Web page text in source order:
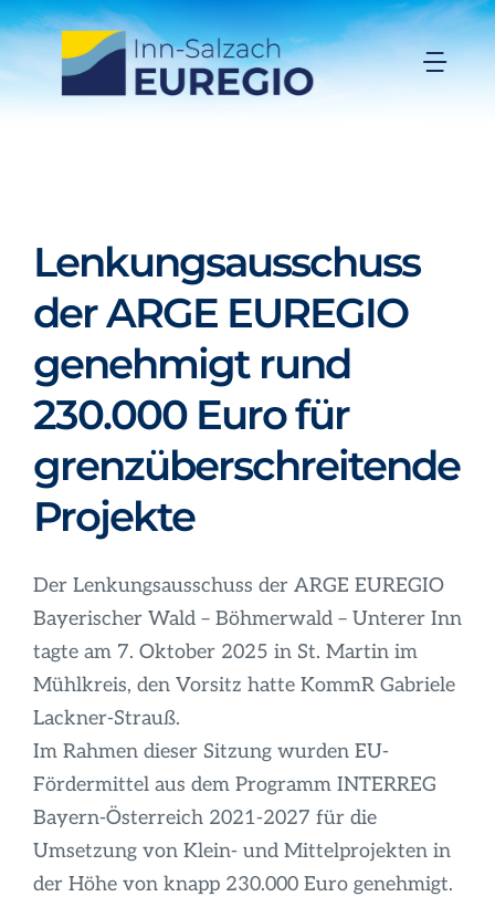
Zum
Inhalt
springen
Projekte
Förderungen
Organisation
Lenkungsausschuss
der ARGE EUREGIO
genehmigt rund
230.000 Euro für
grenzüberschreitende
Projekte
Der Lenkungsausschuss der ARGE EUREGIO
Bayerischer Wald – Böhmerwald – Unterer Inn
tagte am 7. Oktober 2025 in St. Martin im
Mühlkreis, den Vorsitz hatte KommR Gabriele
Lackner-Strauß.
Im Rahmen dieser Sitzung wurden EU-
Fördermittel aus dem Programm INTERREG
Bayern-Österreich 2021-2027 für die
Umsetzung von Klein- und Mittelprojekten in
der Höhe von knapp 230.000 Euro genehmigt.